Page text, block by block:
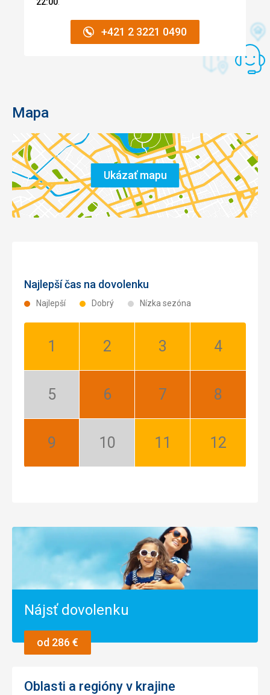
22:00.
+421 2 3221 0490
Mapa
Ukázať mapu
Najlepší čas na dovolenku
Najlepší Dobrý Nízka sezóna
Január:
Február:
Marec:
Apríl:
Máj:
Jún:
Júl:
August:
September:
Október:
November:
December:
Nájsť dovolenku
od 286 €
Oblasti a regióny v krajine